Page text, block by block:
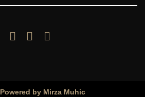
Powered by Mirza Muhic